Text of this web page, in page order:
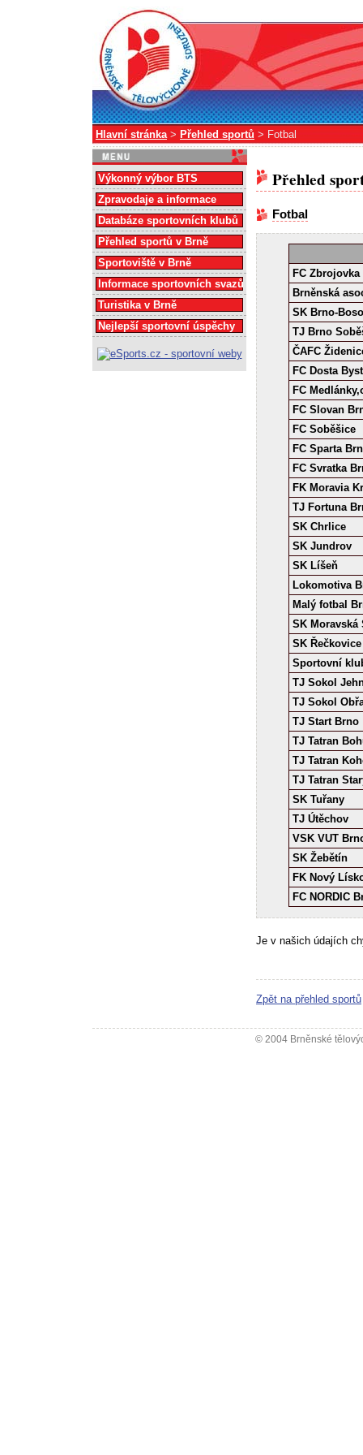
Hlavní stránka> Přehled sportů > Fotbal
Přehled
Fotbal
FC
Brněnská
SK Brno-
TJ Brno
ČAFC
FC Dosta
FC
FC Slovan
FC Soběšice
FC Sparta
FC Svratka
FK Moravia
TJ Fortuna
SK Chrlice
SK Jundrov
SK Líšeň
Lokomotiva
Malý fotbal
SK Moravská
SK Řečkovice
Sportovní
TJ Sokol
TJ Sokol
TJ Start Brno
TJ Tatran
TJ Tatran
TJ Tatran
SK Tuřany
TJ Útěchov
VSK VUT
SK Žebětín
FK Nový
FC NORDIC
Je v našich údajích
Zpět na přehled sportů
Výkonný výbor BTS
Zpravodaje a informace
Databáze sportovních klubů
Přehled sportů v Brně
Sportoviště v Brně
Informace sportovních svazů
Turistika v Brně
Nejlepší sportovní úspěchy
© 2004 Brněnské